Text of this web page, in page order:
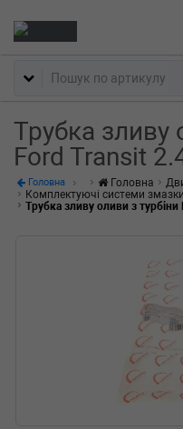
Трубка зливу
Ford Transit
Головна Головна
Комплектуючі системи змазки
Трубка зливу оливи з